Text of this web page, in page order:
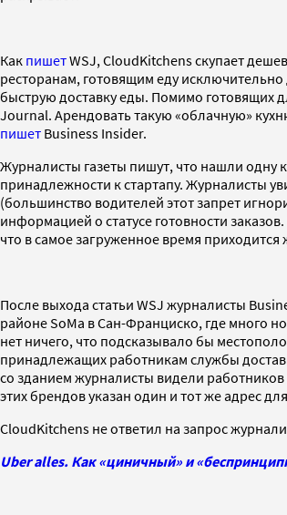
Как пишетWSJ, CloudKitchens скупает
ресторанам, готовящим еду
быструю доставку еды. Помимо готовящих
Journal. Арендовать такую «облачную»
пишет Business Insider.
Журналисты газеты пишут, что нашли одну
принадлежности к стартапу. Журналисты
(большинство водителей этот запрет
информацией о статусе готовности
что в самое загруженное время приходится
После выхода статьи WSJ журналисты
районе SoMa в Сан-Франциско, где много
нет ничего, что подсказывало бы
принадлежащих работникам службы
со зданием журналисты видели
этих брендов указан один и тот же адрес
CloudKitchens не ответил на запрос
Uber alles. Как «циничный» и